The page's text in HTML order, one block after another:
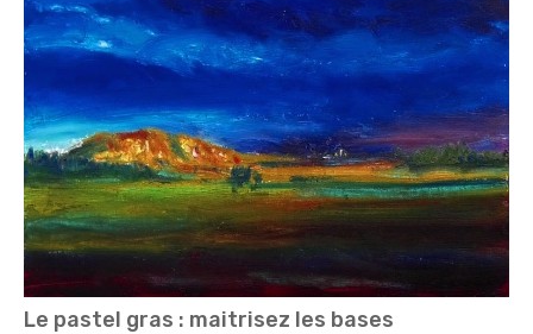
Le pastel gras : maitrisez les bases